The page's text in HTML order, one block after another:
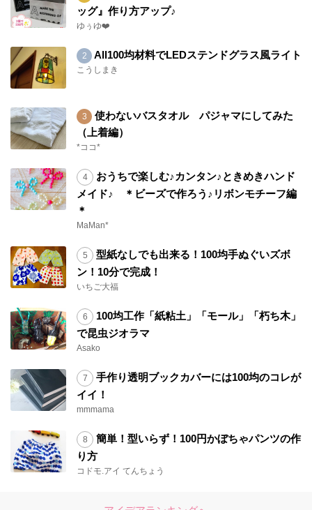
ッグ』作り方アップ♪
ゆぅゆ❤️
All100均材料でLEDステンドグラス風ライト
こうしまき
使わないバスタオル パジャマにしてみた
（上着編）
*ココ*
おうちで楽しむ♪カンタン♪ときめきハンド
メイド♪ ＊ビーズで作ろう♪リボンモチーフ編
＊
MaMan*
型紙なしでも出来る！100均手ぬぐいズボ
ン！10分で完成！
いちご大福
100均工作「紙粘土」「モール」「朽ち木」
で昆虫ジオラマ
Asako
手作り透明ブックカバーには100均のコレが
イイ！
mmmama
簡単！型いらず！100円かぼちゃパンツの作
り方
コドモ.アイ てんちょう